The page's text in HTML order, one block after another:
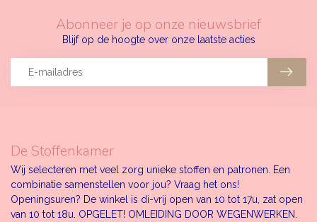
Abonneer je op onze nieuwsbrief
Blijf op de hoogte over onze laatste acties
De Stoffenkamer
Wij selecteren met veel zorg unieke stoffen en patronen. Een
combinatie samenstellen voor jou? Vraag het ons!
Openingsuren? De winkel is di-vrij open van 10 tot 17u, zat open
van 10 tot 18u. OPGELET! OMLEIDING DOOR WEGENWERKEN.